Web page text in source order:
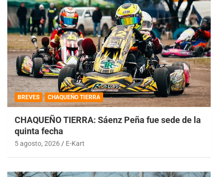
BREVES CHAQUEÑO TIERRA
CHAQUEÑO TIERRA: Sáenz Peña fue sede de la
quinta fecha
5 agosto, 2026 E-Kart